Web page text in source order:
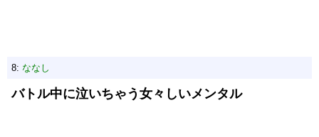
8: ななし
バトル中に泣いちゃう女々しいメンタル